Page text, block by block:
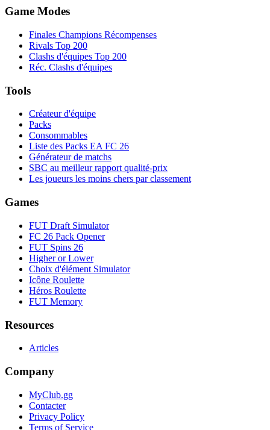
Game Modes
Finales Champions Récompenses
Rivals Top 200
Clashs d'équipes Top 200
Réc. Clashs d'équipes
Tools
Créateur d'équipe
Packs
Consommables
Liste des Packs EA FC 26
Générateur de matchs
SBC au meilleur rapport qualité-prix
Les joueurs les moins chers par classement
Games
FUT Draft Simulator
FC 26 Pack Opener
FUT Spins 26
Higher or Lower
Choix d'élément Simulator
Icône Roulette
Héros Roulette
FUT Memory
Resources
Articles
Company
MyClub.gg
Contacter
Privacy Policy
Terms of Service